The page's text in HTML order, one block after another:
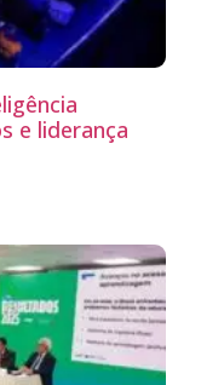
e liderança